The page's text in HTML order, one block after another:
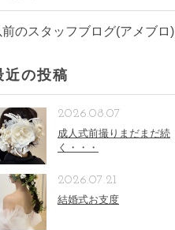
前のスタッフブログ(アメブロ)
近の投稿
成人式前撮りまだまだ続
く・・・
2026.08.07
結婚式お支度
2026.07.21